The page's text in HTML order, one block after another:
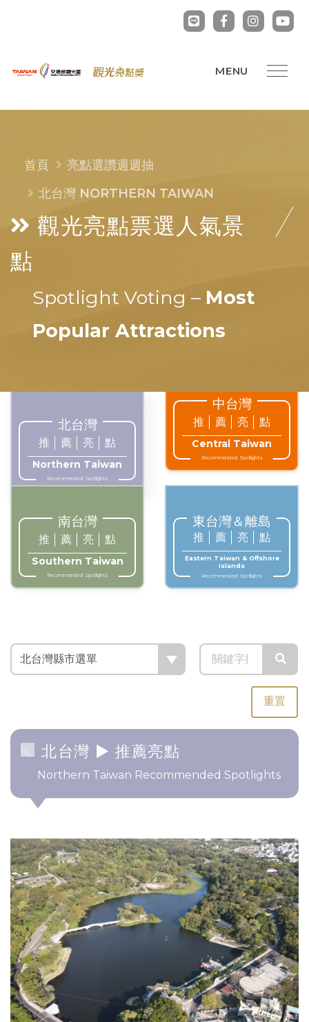
觀光亮點票選 人氣景
點
Spotlight Voting – Most
Popular Attractions
首頁
亮點選讚週週抽
北台灣 NORTHERN TAIWAN
北台灣
推 薦 亮 點
Northern Taiwan
Recommended Spotlights
中台灣
推 薦 亮 點
Central Taiwan
Recommended Spotlights
南台灣
推 薦 亮 點
Southern Taiwan
Recommended Spotlights
東台灣＆離島
推 薦 亮 點
Eastern Taiwan & Offshore
Islands
Recommended Spotlights
重置
北台灣 ► 推薦亮點
Northern Taiwan Recommended Spotlights